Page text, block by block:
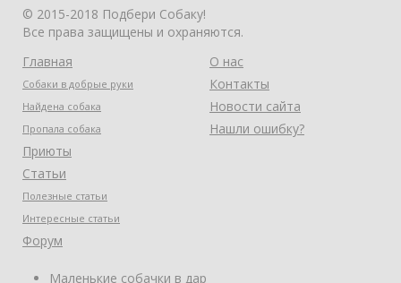
© 2015-2018 Подбери Собаку!
Все права защищены и охраняются.
Главная
Собаки в добрые руки
Найдена собака
Пропала собака
Приюты
Статьи
Полезные статьи
Интересные статьи
Форум
О нас
Контакты
Новости сайта
Нашли ошибку?
Маленькие собачки в дар